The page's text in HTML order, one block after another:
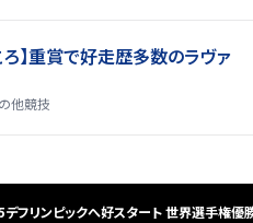
】重賞で好走歴多数のラヴァ
他競技
フリンピックへ好スタート 世界選手権